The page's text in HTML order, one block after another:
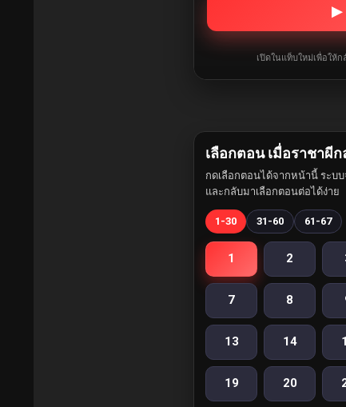
▶
เปิดในแท็บใหม่เพื่อให้
เลือกตอน เมื่อราชาผี
กดเลือกตอนได้จากหน้านี้ ระบ
และกลับมาเลือกตอนต่อได้ง่าย
1-30 31-60 61-67
1 2
7 8
13 14
19 20